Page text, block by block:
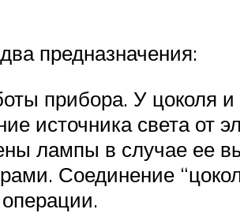
предназначения:
прибора. У цоколя и
источника света от
лампы в случае ее
Соединение